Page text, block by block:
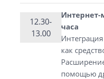
12.30-
13.00
Интернет-
часа
как
помощью